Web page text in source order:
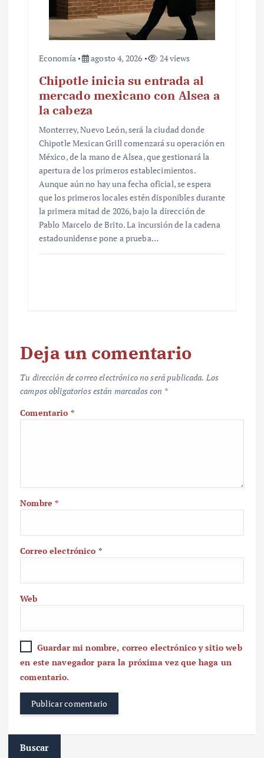
Economía agosto 4, 2026 24 views
Chipotle inicia su entrada al
mercado mexicano con Alsea a
la cabeza
Monterrey, Nuevo León, será la ciudad donde
Chipotle Mexican Grill comenzará su operación en
México, de la mano de Alsea, que gestionará la
apertura de los primeros establecimientos.
Aunque aún no hay una fecha oficial, se espera
que los primeros locales estén disponibles durante
la primera mitad de 2026, bajo la dirección de
Pablo Marcelo de Brito. La incursión de la cadena
estadounidense pone a prueba…
Deja un comentario
Tu dirección de correo electrónico no será publicada. Los
campos obligatorios están marcados con *
Comentario *
Nombre*
Correo electrónico *
Web
Guardar mi nombre, correo electrónico y sitio web
en este navegador para la próxima vez que haga un
comentario.
Buscar